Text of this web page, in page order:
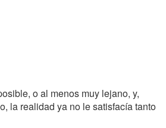
o al menos muy lejano, y,
la realidad ya no le satisfacía tanto